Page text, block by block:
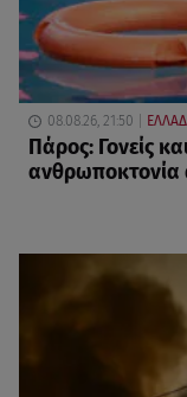
08.08.26, 21:50
Πάρος: Γονείς
ανθρωποκτονία